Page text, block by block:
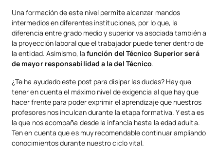
Una formación de este nivel permite alcanzar mandos
intermedios en diferentes instituciones, por lo que, la
diferencia entre grado medio y superior va asociada también a
la proyección laboral que el trabajador puede tener dentro de
la entidad. Asimismo, lafunción del Técnico Superior será
de mayor responsabilidad a la del Técnico.
¿Te ha ayudado este post para disipar las dudas? Hay que
tener en cuenta el máximo nivel de exigencia al que hay que
hacer frente para poder exprimir el aprendizaje que nuestros
profesores nos inculcan durante la etapa formativa. Y esta es
la que nos acompaña desde la infancia hasta la edad adulta.
Ten en cuenta que es muy recomendable continuar ampliando
conocimientos durante nuestro ciclo vital.